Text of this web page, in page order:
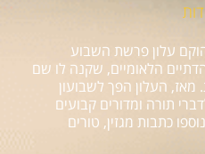
25 שנה, אז הוקם עלון פרשת השבוע
הלאומיים, שקנה לו שם
העלון הפך לשבועון
תורה ומדורים קבועים
כתבות מגזין, טורים